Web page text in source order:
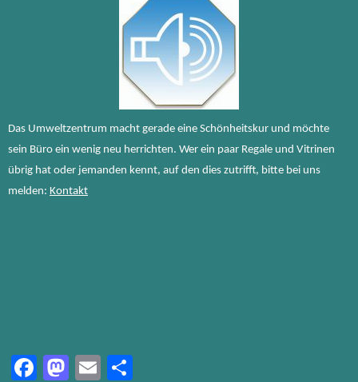
Das Umweltzentrum macht gerade eine Schönheitskur und möchte
sein Büro ein wenig neu herrichten. Wer ein paar Regale und Vitrinen
übrig hat oder jemanden kennt, auf den dies zutrifft, bitte bei uns
melden: Kontakt
Fa
M
E